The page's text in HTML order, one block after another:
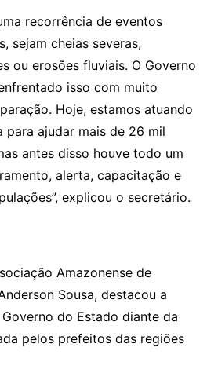
recorrência de eventos
sejam cheias severas,
ou erosões fluviais. O Governo
isso com muito
Hoje, estamos atuando
para ajudar mais de 26 mil
antes disso houve todo um
alerta, capacitação e
explicou o secretário.
Amazonense de
Sousa, destacou a
do Estado diante da
pelos prefeitos das regiões